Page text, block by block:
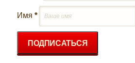
Имя *
ПОДПИСАТЬСЯ